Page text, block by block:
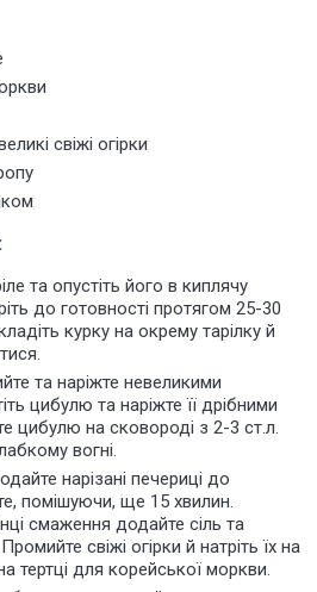
свіжі огірки
та опустіть його в киплячу
до готовності протягом 25-30
курку на окрему тарілку й
та наріжте невеликими
цибулю та наріжте її дрібними
цибулю на сковороді з 2-3 ст.л.
вогні.
нарізані печериці до
помішуючи, ще 15 хвилин.
смаження додайте сіль та
свіжі огірки й натріть їх на
тертці для корейської моркви.